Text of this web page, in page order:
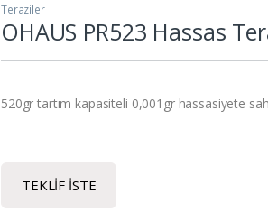
Teraziler
OHAUS PR523 Hassas
520gr tartım kapasiteli 0,001gr hassasiyete
TEKLIF İSTE